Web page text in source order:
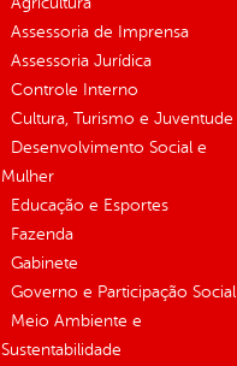
Assessoria de Imprensa
Assessoria Jurídica
Controle Interno
Cultura, Turismo e Juventude
Desenvolvimento Social e
Mulher
Educação e Esportes
Fazenda
Gabinete
Governo e Participação Social
Meio Ambiente e
Sustentabilidade